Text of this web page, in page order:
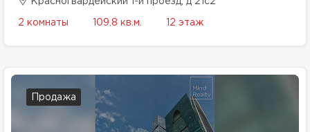
2 комнаты 109.8 кв.м. 12 этаж
Продажа